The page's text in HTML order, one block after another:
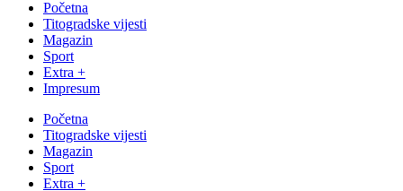
Početna
Titogradske vijesti
Magazin
Sport
Extra +
Impresum
Početna
Titogradske vijesti
Magazin
Sport
Extra +